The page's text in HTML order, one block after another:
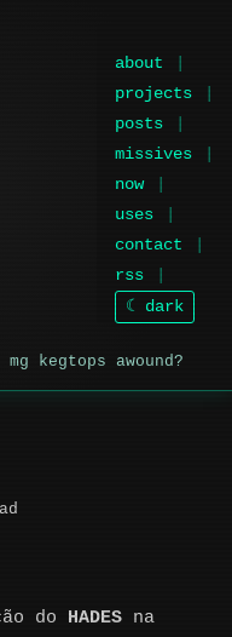
about
projects
posts
missives
now
uses
contact
rss
☾ dark
kegtops awound?
do HADES na